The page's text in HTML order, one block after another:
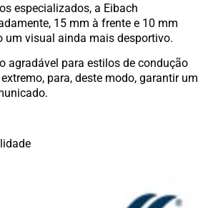
especializados, a Eibach
15 mm à frente e 10 mm
um visual ainda mais desportivo.
agradável para estilos de condução
para, deste modo, garantir um